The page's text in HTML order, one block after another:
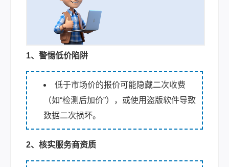
1、警惕低价陷阱
低于市场价的报价可能隐藏二次收费
（如“检测后加价”），或使用盗版软件导致
数据二次损坏。
2、核实服务商资质